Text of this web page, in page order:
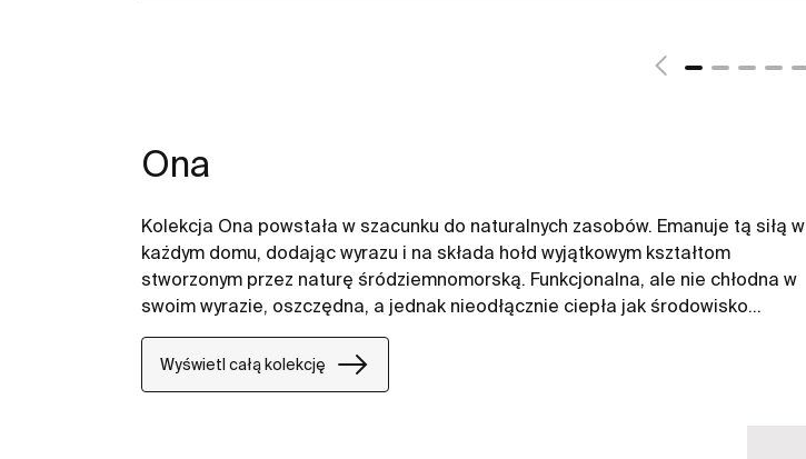
Ona
Kolekcja Ona powstała w szacunku do naturalnych zasobów. Emanuje tą siłą w
każdym domu, dodając wyrazu i na składa hołd wyjątkowym kształtom
stworzonym przez naturę śródziemnomorską. Funkcjonalna, ale nie chłodna w
swoim wyrazie, oszczędna, a jednak nieodłącznie ciepła jak środowisko
naturalne, stworzona przez tych, którzy czerpią z siły spokojnych krajobrazów.
Wyświetl całą kolekcję